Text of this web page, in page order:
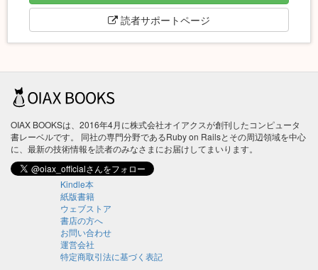
読者サポートページ
OIAX BOOKSは、2016年4月に株式会社オイアクスが創刊したコンピュータ
書レーベルです。 同社の専門分野であるRuby on Railsとその周辺領域を中心
に、最新の技術情報を読者のみなさまにお届けしてまいります。
Kindle本
紙版書籍
ウェブストア
書店の方へ
お問い合わせ
運営会社
特定商取引法に基づく表記